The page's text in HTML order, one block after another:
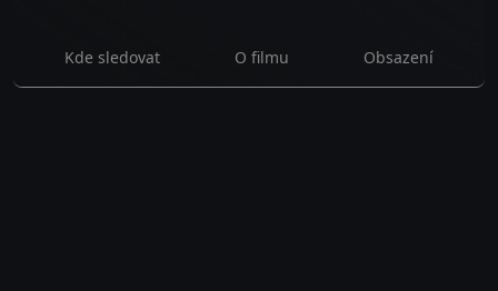
Kde sledovat O filmu Obsazení